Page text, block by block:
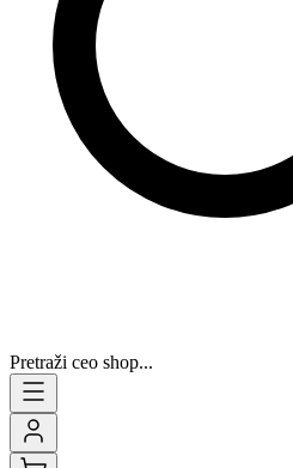
Pretraži ceo shop...